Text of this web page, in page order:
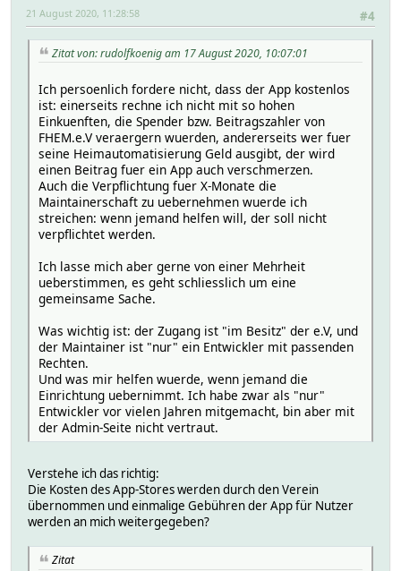
#4
21 August 2020, 11:28:58
Zitat von: rudolfkoenig am 17 August 2020, 10:07:01
Ich persoenlich fordere nicht, dass der App kostenlos
ist: einerseits rechne ich nicht mit so hohen
Einkuenften, die Spender bzw. Beitragszahler von
FHEM.e.V veraergern wuerden, andererseits wer fuer
seine Heimautomatisierung Geld ausgibt, der wird
einen Beitrag fuer ein App auch verschmerzen.
Auch die Verpflichtung fuer X-Monate die
Maintainerschaft zu uebernehmen wuerde ich
streichen: wenn jemand helfen will, der soll nicht
verpflichtet werden.
Ich lasse mich aber gerne von einer Mehrheit
ueberstimmen, es geht schliesslich um eine
gemeinsame Sache.
Was wichtig ist: der Zugang ist "im Besitz" der e.V, und
der Maintainer ist "nur" ein Entwickler mit passenden
Rechten.
Und was mir helfen wuerde, wenn jemand die
Einrichtung uebernimmt. Ich habe zwar als "nur"
Entwickler vor vielen Jahren mitgemacht, bin aber mit
der Admin-Seite nicht vertraut.
Verstehe ich das richtig:
Die Kosten des App-Stores werden durch den Verein
übernommen und einmalige Gebühren der App für Nutzer
werden an mich weitergegeben?
Zitat